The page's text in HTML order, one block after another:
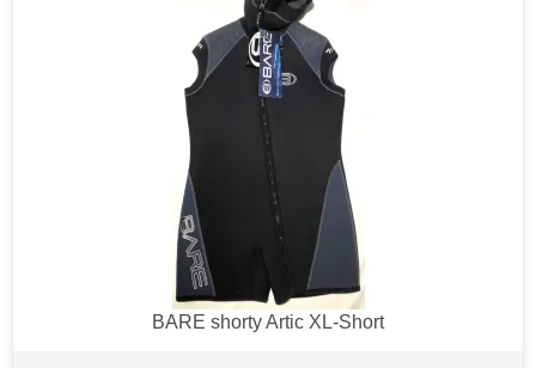
BARE shorty Artic XL-Short